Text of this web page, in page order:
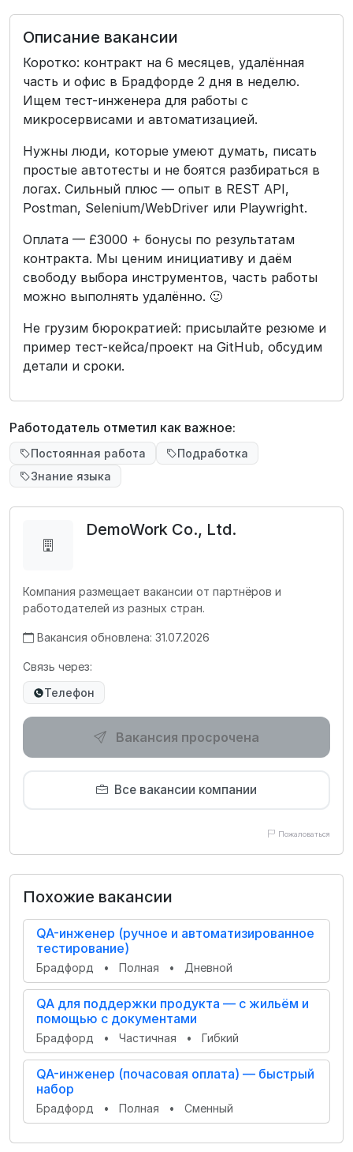
Описание вакансии
Коротко: контракт на 6 месяцев, удалённая
часть и офис в Брадфорде 2 дня в неделю.
Ищем тест-инженера для работы с
микросервисами и автоматизацией.
Нужны люди, которые умеют думать, писать
простые автотесты и не боятся разбираться в
логах. Сильный плюс — опыт в REST API,
Postman, Selenium/WebDriver или Playwright.
Оплата — £3000 + бонусы по результатам
контракта. Мы ценим инициативу и даём
свободу выбора инструментов, часть работы
можно выполнять удалённо. 🙂
Не грузим бюрократией: присылайте резюме и
пример тест-кейса/проект на GitHub, обсудим
детали и сроки.
Работодатель отметил как важное:
Постоянная работа
Подработка
Знание языка
DemoWork Co., Ltd.
Компания размещает вакансии от партнёров и
работодателей из разных стран.
Вакансия обновлена: 31.07.2026
Связь через:
Телефон
Вакансия просрочена
Все вакансии компании
Пожаловаться
Похожие вакансии
QA-инженер (ручное и автоматизированное
тестирование)
Брадфорд • Полная • Дневной
QA для поддержки продукта — с жильём и
помощью с документами
Брадфорд • Частичная • Гибкий
QA-инженер (почасовая оплата) — быстрый
набор
Брадфорд • Полная • Сменный